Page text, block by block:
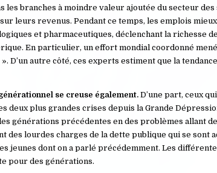
les branches à moindre valeur ajoutée du secteur
leurs revenus. Pendant ce temps, les emplois
et pharmaceutiques, déclenchant la
En particulier, un effort mondial coordonné
D’un autre côté, ces experts estiment que la
se creuse également. D’une part, ceux
deux plus grandes crises depuis la Grande
générations précédentes en des problèmes allant
des lourdes charges de la dette publique qui se sont
jeunes dont on a parlé précédemment. Les
pour des générations.